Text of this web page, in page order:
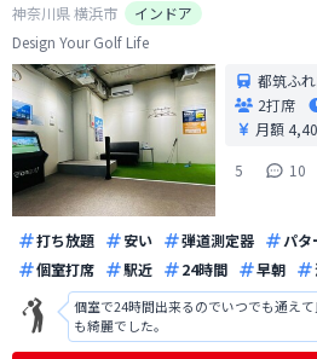
神奈川県横浜市
インドア
Design Your Golf Life
都筑ふ
2打席
月額
5
10
打ち放題 安い 弾道測定器 パタ
個室打席
駅近 24時間 早朝
個室で24時間出来るのでいつでも通えて良いです。 最近出
も綺麗でした。